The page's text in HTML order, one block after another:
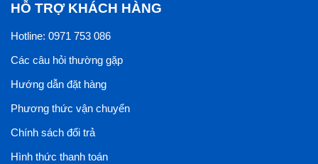
HỖ TRỢ KHÁCH HÀNG
Hotline: 0971 753 086
Các câu hỏi thường gặp
Hướng dẫn đặt hàng
Phương thức vận chuyển
Chính sách đổi trả
Hình thức thanh toán